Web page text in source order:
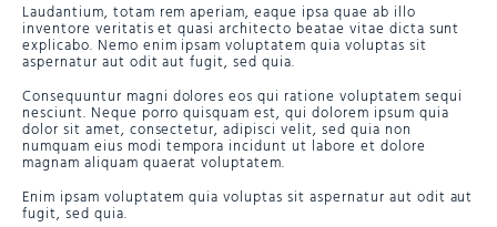
Laudantium, totam rem aperiam, eaque ipsa quae ab illo
inventore veritatis et quasi architecto beatae vitae dicta sunt
explicabo. Nemo enim ipsam voluptatem quia voluptas sit
aspernatur aut odit aut fugit, sed quia.
Consequuntur magni dolores eos qui ratione voluptatem sequi
nesciunt. Neque porro quisquam est, qui dolorem ipsum quia
dolor sit amet, consectetur, adipisci velit, sed quia non
numquam eius modi tempora incidunt ut labore et dolore
magnam aliquam quaerat voluptatem.
Enim ipsam voluptatem quia voluptas sit aspernatur aut odit aut
fugit, sed quia.